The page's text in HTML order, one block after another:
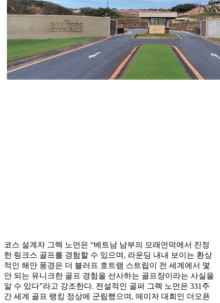
코스 설계자 그렉 노먼은 “베트남 남부의 모래언덕에서 진정
한 링크스 골프를 경험할 수 있으며, 라운딩 내내 보이는 환상
적인 해안 풍경은 더 블러프 호트램 스트립이 전 세계에서 몇
안 되는 유니크한 골프 경험을 선사하는 골프장이라는 사실을
알 수 있다”라고 강조한다. 전설적인 골퍼 그렉 노먼은 331주
간 세계 골프 랭킹 정상에 군림했으며, 메이저 대회인 더오픈